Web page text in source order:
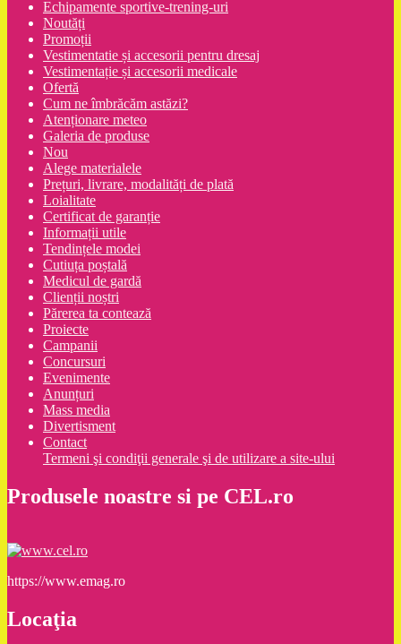
Echipamente sportive-trening-uri
Noutăți
Promoții
Vestimentatie și accesorii pentru dresaj
Vestimentație și accesorii medicale
Ofertă
Cum ne îmbrăcăm astăzi?
Atenționare meteo
Galeria de produse
Nou
Alege materialele
Prețuri, livrare, modalități de plată
Loialitate
Certificat de garanție
Informații utile
Tendințele modei
Cutiuța poștală
Medicul de gardă
Clienții noștri
Părerea ta contează
Proiecte
Campanii
Concursuri
Evenimente
Anunțuri
Mass media
Divertisment
Contact
Termeni şi condiţii generale şi de utilizare a site-ului
Produsele noastre si pe CEL.ro
https://www.emag.ro
Locaţia